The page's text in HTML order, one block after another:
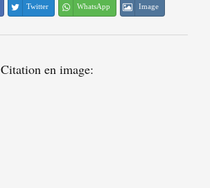
Twitter WhatsApp Image
Citation en image: